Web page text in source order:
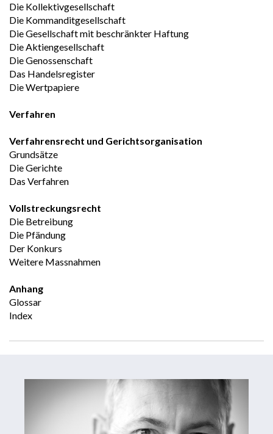
Die Kollektivgesellschaft
Die Kommanditgesellschaft
Die Gesellschaft mit beschränkter Haftung
Die Aktiengesellschaft
Die Genossenschaft
Das Handelsregister
Die Wertpapiere
Verfahren
Verfahrensrecht und Gerichtsorganisation
Grundsätze
Die Gerichte
Das Verfahren
Vollstreckungsrecht
Die Betreibung
Die Pfändung
Der Konkurs
Weitere Massnahmen
Anhang
Glossar
Index